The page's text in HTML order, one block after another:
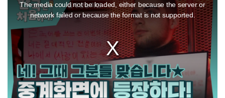
modal
window.
The media could not be loaded, either because the server or
network failed or because the format is not supported.